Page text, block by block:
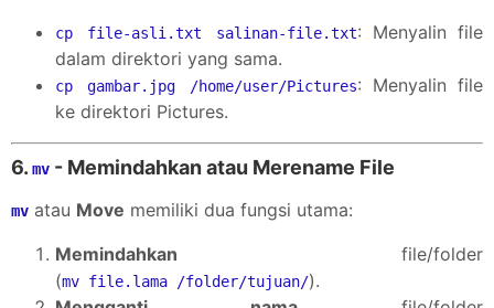
cp file-asli.txt salinan-file.txt: Menyalin file
dalam direktori yang sama.
cp gambar.jpg /home/user/Pictures: Menyalin file
ke direktori Pictures.
6. mv - Memindahkan atau Merename File
mv atau Move memiliki dua fungsi utama:
Memindahkan file/folder
(mv file.lama /folder/tujuan/).